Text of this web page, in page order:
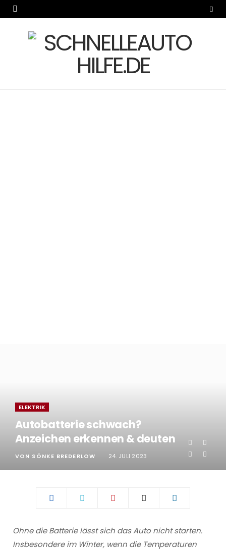
ELEKTRIK
Autobatterie schwach?
Anzeichen erkennen & deuten
VON SÖNKE BREDERLOW 24. JULI 2023
Ohne die Batterie lässt sich das Auto nicht starten.
Insbesondere im Winter, wenn die Temperaturen